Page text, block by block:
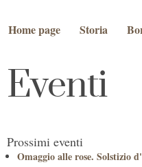
Home page Storia
Eventi
Prossimi eventi
Omaggio alle rose. Solstizio